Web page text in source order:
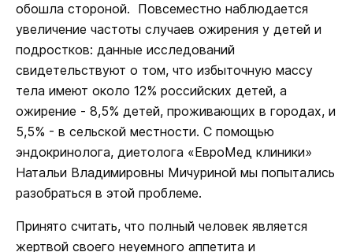
обошла стороной. Повсеместно наблюдается
увеличение частоты случаев ожирения у детей и
подростков: данные исследований
свидетельствуют о том, что избыточную массу
тела имеют около 12% российских детей, а
ожирение - 8,5% детей, проживающих в городах, и
5,5% - в сельской местности. С помощью
эндокринолога, диетолога «ЕвроМед клиники»
Натальи Владимировны Мичуриной мы попытались
разобраться в этой проблеме.
Принято считать, что полный человек является
жертвой своего неуемного аппетита и